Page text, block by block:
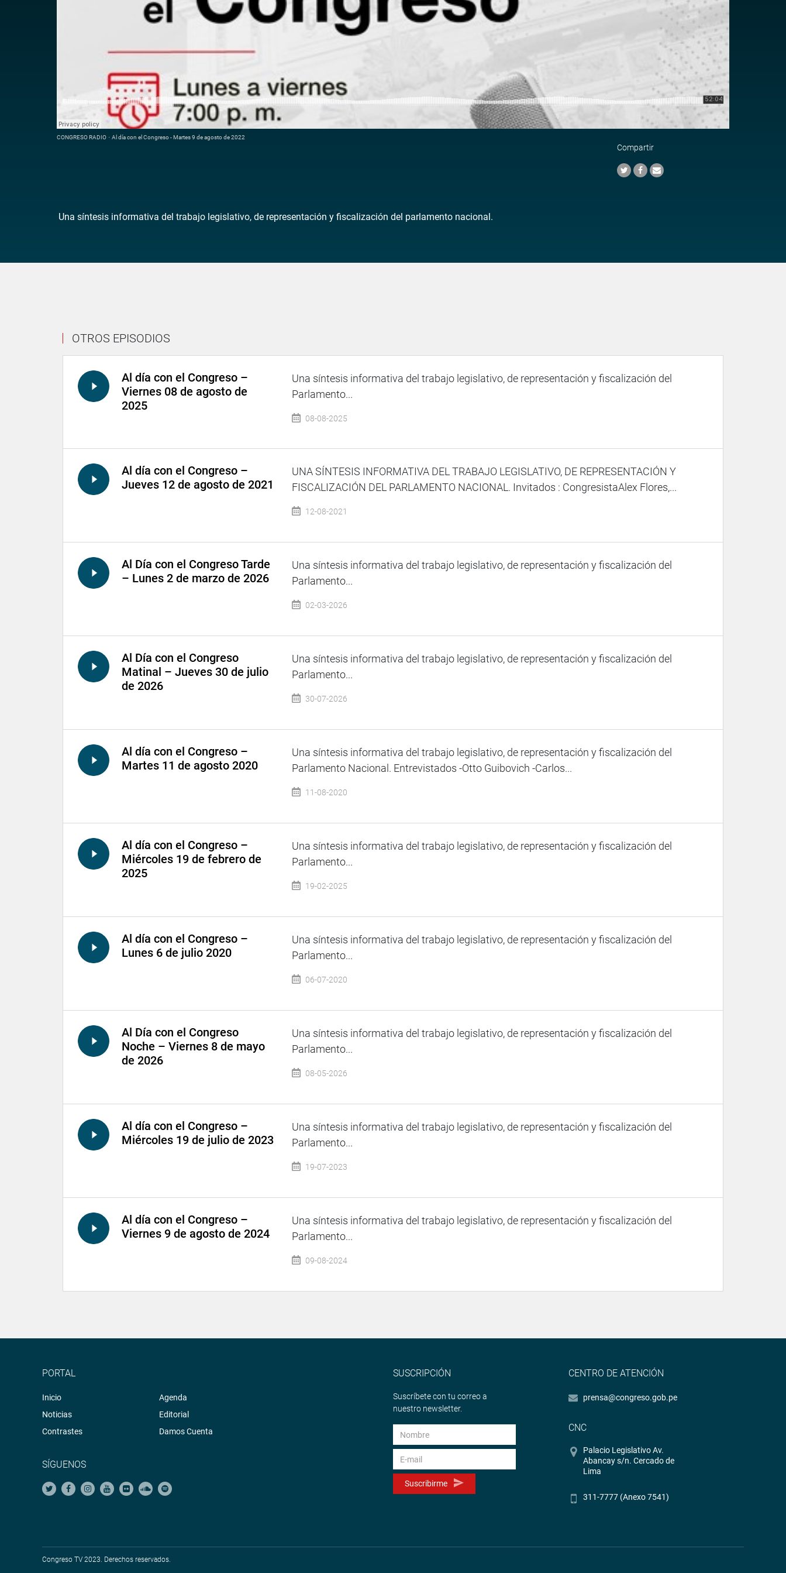
CONGRESO RADIO · Al día con el Congreso - Martes 9 de agosto de 2022
Compartir
Una síntesis informativa del trabajo legislativo, de representación y fiscalización del parlamento nacional.
OTROS EPISODIOS
Al día con el Congreso –
Viernes 08 de agosto de
2025
Una síntesis informativa del trabajo legislativo, de representación y fiscalización del
Parlamento...
08-08-2025
Al día con el Congreso –
Jueves 12 de agosto de 2021
UNA SÍNTESIS INFORMATIVA DEL TRABAJO LEGISLATIVO, DE REPRESENTACIÓN Y
FISCALIZACIÓN DEL PARLAMENTO NACIONAL. Invitados : CongresistaAlex Flores,...
12-08-2021
Al Día con el Congreso Tarde
– Lunes 2 de marzo de 2026
Una síntesis informativa del trabajo legislativo, de representación y fiscalización del
Parlamento...
02-03-2026
Al Día con el Congreso
Matinal – Jueves 30 de julio
de 2026
Una síntesis informativa del trabajo legislativo, de representación y fiscalización del
Parlamento...
30-07-2026
Al día con el Congreso –
Martes 11 de agosto 2020
Una síntesis informativa del trabajo legislativo, de representación y fiscalización del
Parlamento Nacional. Entrevistados -Otto Guibovich -Carlos...
11-08-2020
Al día con el Congreso –
Miércoles 19 de febrero de
2025
Una síntesis informativa del trabajo legislativo, de representación y fiscalización del
Parlamento...
19-02-2025
Al día con el Congreso –
Lunes 6 de julio 2020
Una síntesis informativa del trabajo legislativo, de representación y fiscalización del
Parlamento...
06-07-2020
Al Día con el Congreso
Noche – Viernes 8 de mayo
de 2026
Una síntesis informativa del trabajo legislativo, de representación y fiscalización del
Parlamento...
08-05-2026
Al día con el Congreso –
Miércoles 19 de julio de 2023
Una síntesis informativa del trabajo legislativo, de representación y fiscalización del
Parlamento...
19-07-2023
Al día con el Congreso –
Viernes 9 de agosto de 2024
Una síntesis informativa del trabajo legislativo, de representación y fiscalización del
Parlamento...
09-08-2024
PORTAL
Inicio
Noticias
Contrastes
Agenda
Editorial
Damos Cuenta
SÍGUENOS
SUSCRIPCIÓN
Suscríbete con tu correo a
nuestro newsletter.
Suscribirme
CENTRO DE ATENCIÓN
prensa@congreso.gob.pe
CNC
Palacio Legislativo Av.
Abancay s/n. Cercado de
Lima
311-7777 (Anexo 7541)
Congreso TV 2023. Derechos reservados.